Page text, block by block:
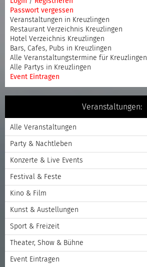
Passwort vergessen
Veranstaltungen in Kreuzlingen
Restaurant Verzeichnis Kreuzlingen
Hotel Verzeichnis Kreuzlingen
Bars, Cafes, Pubs in Kreuzlingen
Alle Veranstaltungstermine für Kreuzlingen
Alle Partys in Kreuzlingen
Event Eintragen
Veranstaltungen:
Alle Veranstaltungen
Party & Nachtleben
Konzerte & Live Events
Festival & Feste
Kino & Film
Kunst & Austellungen
Sport & Freizeit
Theater, Show & Bühne
Event Eintragen